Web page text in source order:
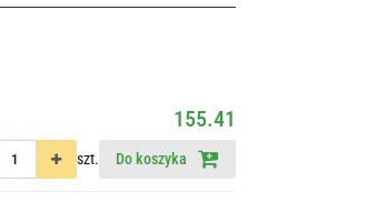
155.41
szt. Do koszyka